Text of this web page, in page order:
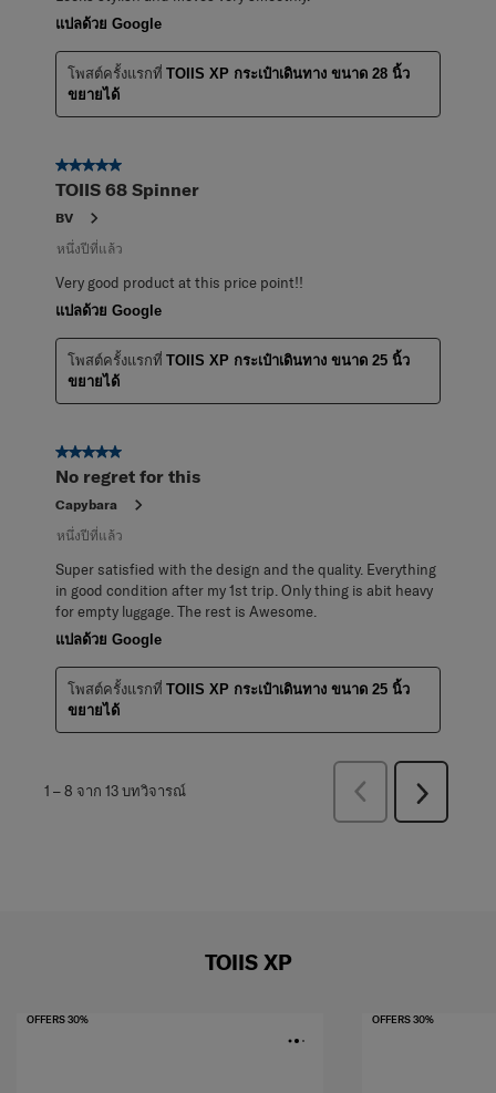
แปลด้วย Google
โพสต์ครั้งแรกที่ TOIIS XP กระเป๋าเดินทาง ขนาด 28 นิ้ว
ขยายได้
5 จาก 5 ดาว
TOIIS 68 Spinner
BV
หนึ่งปีที่แล้ว
Very good product at this price point!!
แปลด้วย Google
โพสต์ครั้งแรกที่ TOIIS XP กระเป๋าเดินทาง ขนาด 25 นิ้ว
ขยายได้
5 จาก 5 ดาว
No regret for this
Capybara
หนึ่งปีที่แล้ว
Super satisfied with the design and the quality. Everything
in good condition after my 1st trip. Only thing is abit heavy
for empty luggage. The rest is Awesome.
แปลด้วย Google
โพสต์ครั้งแรกที่ TOIIS XP กระเป๋าเดินทาง ขนาด 25 นิ้ว
ขยายได้
1 –8 จาก 13บทวิจารณ์
ก่อน
ถัด
TOIIS XP
OFFERS 30% OFFERS 30%